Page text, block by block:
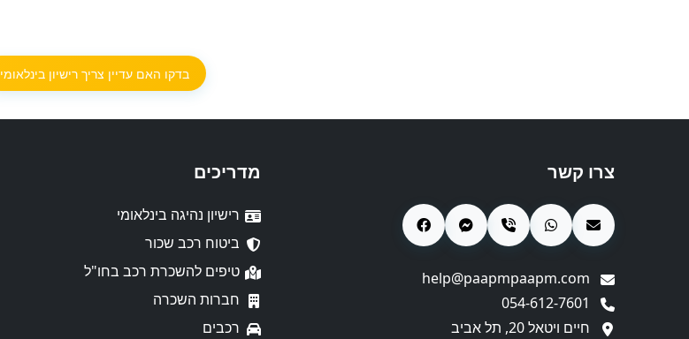
בדקו האם עדיין צריך רישיון בינלאומי
צרו קשר
חיים ויטאל 20, תל אביב
מדריכים
רישיון נהיגה בינלאומי
ביטוח רכב שכור
טיפים להשכרת רכב בחו"ל
חברות השכרה
רכבים